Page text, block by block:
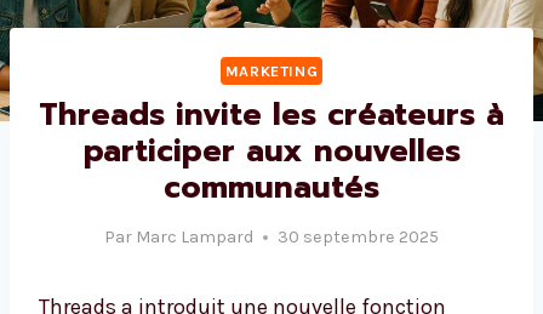
MARKETING
Threads invite les créateurs à
participer aux nouvelles
communautés
Par Marc Lampard 30 septembre 2025
Threads a introduit une nouvelle fonction